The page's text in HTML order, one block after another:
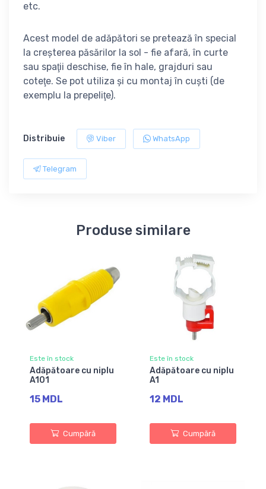
etc.
Acest model de adăpători se pretează în special
la creşterea păsărilor la sol - fie afară, în curte
sau spaţii deschise, fie în hale, grajduri sau
coteţe. Se pot utiliza şi cu montaj în cuşti (de
exemplu la prepeliţe).
Distribuie Viber WhatsApp
Telegram
Produse similare
Este în stock
Adăpătoare cu niplu
A101
15 MDL
Cumpără
Este în stock
Adăpătoare cu niplu
A1
12 MDL
Cumpără